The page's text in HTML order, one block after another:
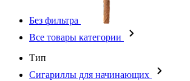
Без фильтра
Все товары категории
Тип
Сигариллы для начинающих